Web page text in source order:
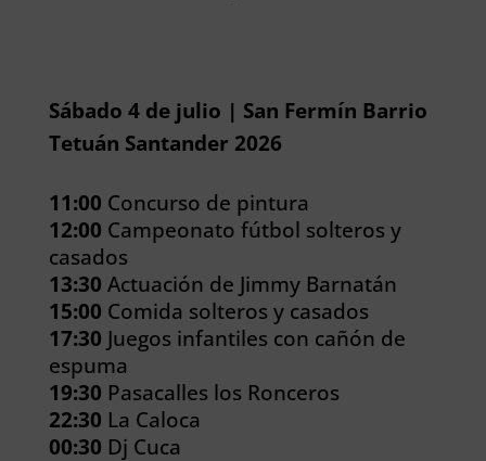
Sábado 4 de julio | San Fermín Barrio
Tetuán Santander 2026
11:00 Concurso de pintura
12:00 Campeonato fútbol solteros y
casados
13:30 Actuación de Jimmy Barnatán
15:00 Comida solteros y casados
17:30 Juegos infantiles con cañón de
espuma
19:30 Pasacalles los Ronceros
22:30 La Caloca
00:30 Dj Cuca